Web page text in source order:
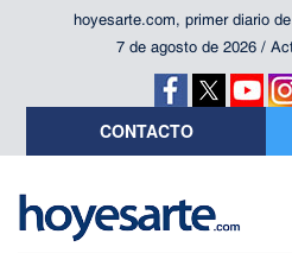
hoyesarte.com, primer diario
7 de agosto de 2026 /
CONTACTO